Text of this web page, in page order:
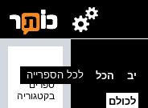
יב הכל
לכולם
ספרים
בקטגוריה
לכל הספרייה